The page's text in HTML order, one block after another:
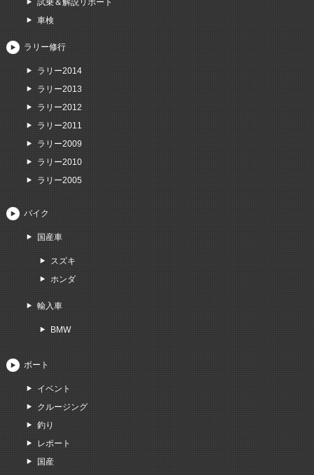
試乗＆解説リポート
車検
ラリー修行
ラリー2014
ラリー2013
ラリー2012
ラリー2011
ラリー2009
ラリー2010
ラリー2005
バイク
国産車
スズキ
ホンダ
輸入車
BMW
ボート
イベント
クルージング
釣り
レポート
国産